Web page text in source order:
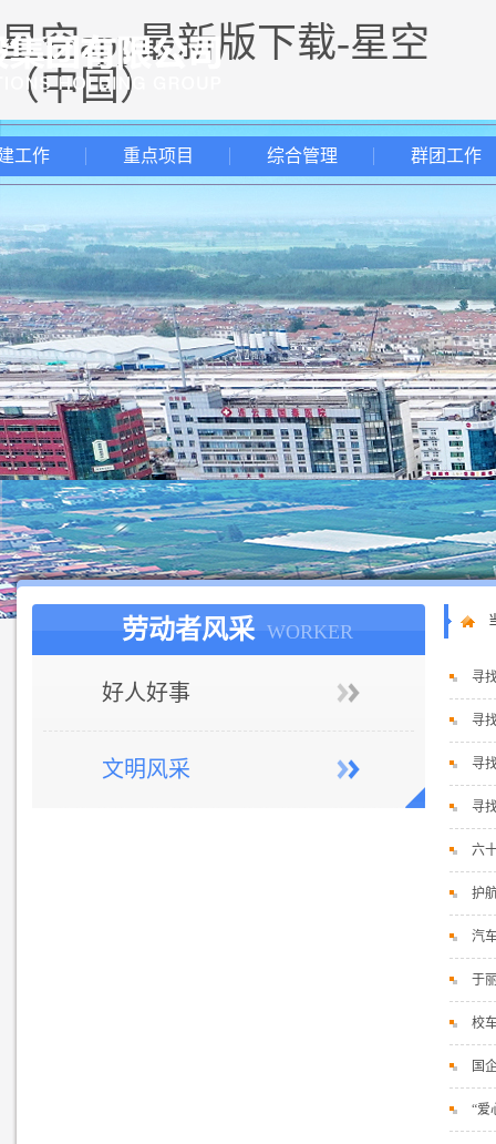
星空app最新版下载-星空
（中国）
工作 重点项目 综合管理 群团工作
劳动者风采 WORKER
好人好事
文明风采
寻
寻
寻
寻
六
护
汽
于
校
国
“爱